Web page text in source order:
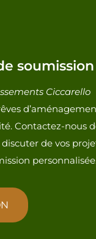
soumission
Ciccarello
Contactez-nous
de vos
personnalisée.